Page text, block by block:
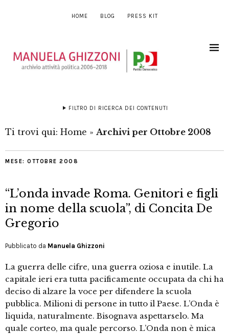
HOME BLOG PRESS KIT
FILTRO DI RICERCA DEI CONTENUTI
Ti trovi qui: Home » Archivi per Ottobre 2008
MESE: OTTOBRE 2008
“L’onda invade Roma. Genitori e figli
in nome della scuola”, di Concita De
Gregorio
Pubblicato da Manuela Ghizzoni
La guerra delle cifre, una guerra oziosa e inutile. La
capitale ieri era tutta pacificamente occupata da chi ha
deciso di alzare la voce per difendere la scuola
pubblica. Milioni di persone in tutto il Paese. L’Onda è
liquida, naturalmente. Bisognava aspettarselo. Ma
quale corteo, ma quale percorso. L’Onda non è mica